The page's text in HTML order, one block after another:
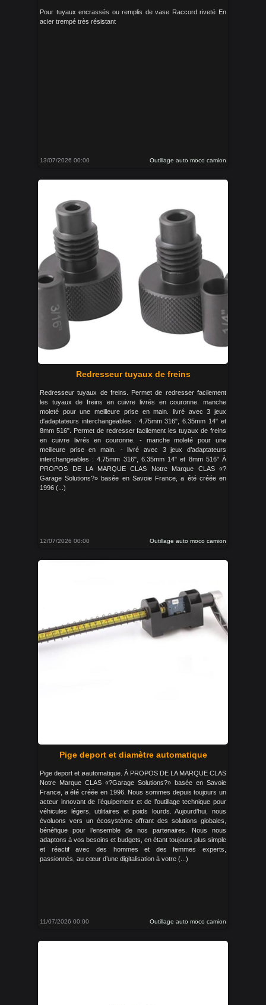
Pour tuyaux encrassés ou remplis de vase Raccord riveté En
acier trempé très résistant
13/07/2026 00:00 Outillage auto moco camion
Redresseur tuyaux de freins
Redresseur tuyaux de freins. Permet de redresser facilement
les tuyaux de freins en cuivre livrés en couronne. manche
moleté pour une meilleure prise en main. livré avec 3 jeux
d'adaptateurs interchangeables : 4.75mm 316", 6.35mm 14" et
8mm 516". Permet de redresser facilement les tuyaux de freins
en cuivre livrés en couronne. - manche moleté pour une
meilleure prise en main. - livré avec 3 jeux d’adaptateurs
interchangeables : 4.75mm 316", 6.35mm 14" et 8mm 516" À
PROPOS DE LA MARQUE CLAS Notre Marque CLAS «?
Garage Solutions?» basée en Savoie France, a été créée en
1996 (...)
12/07/2026 00:00 Outillage auto moco camion
Pige deport et diamètre automatique
Pige deport et øautomatique. À PROPOS DE LA MARQUE CLAS
Notre Marque CLAS «?Garage Solutions?» basée en Savoie
France, a été créée en 1996. Nous sommes depuis toujours un
acteur innovant de l’équipement et de l’outillage technique pour
véhicules légers, utilitaires et poids lourds. Aujourd’hui, nous
évoluons vers un écosystème offrant des solutions globales,
bénéfique pour l’ensemble de nos partenaires. Nous nous
adaptons à vos besoins et budgets, en étant toujours plus simple
et réactif avec des hommes et des femmes experts,
passionnés, au cœur d’une digitalisation à votre (...)
11/07/2026 00:00 Outillage auto moco camion